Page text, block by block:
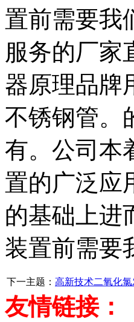
置前需要我
服务的厂家
器原理品牌
不锈钢管。
有。公司本
置的广泛应
的基础上进
装置前需要
下一主题： 高新技术二氧化
友情链接：